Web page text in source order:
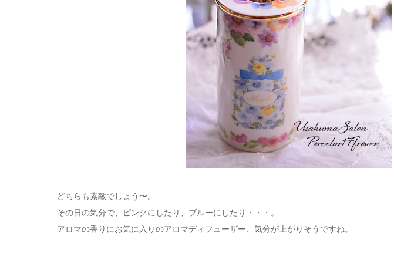
どちらも素敵でしょう〜。
その日の気分で、ピンクにしたり、ブルーにしたり・・・。
アロマの香りにお気に入りのアロマディフューザー、気分が上がりそうですね。